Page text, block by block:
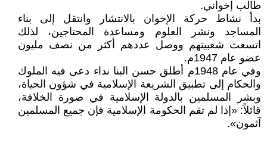
طالب إخواني.
بدأ نشاط حركة الإخوان بالانتشار وانتقل إلى بناء
المساجد ونشر العلوم ومساعدة المحتاجين، لذلك
اتسعت شعبيتهم ووصل عددهم أكثر من نصف مليون
عضو عام 1947م.
وفي عام 1948م أطلق حسن البنا نداء دعى فيه الملوك
والحكام إلى تطبيق الشريعة الإسلامية في شؤون الحياة،
وبشر المسلمين بالدولة الإسلامية في صورة الخلافة،
قائلاً: «إذا لم تقم الحكومة الإسلامية فإن جميع المسلمين
آثمون».